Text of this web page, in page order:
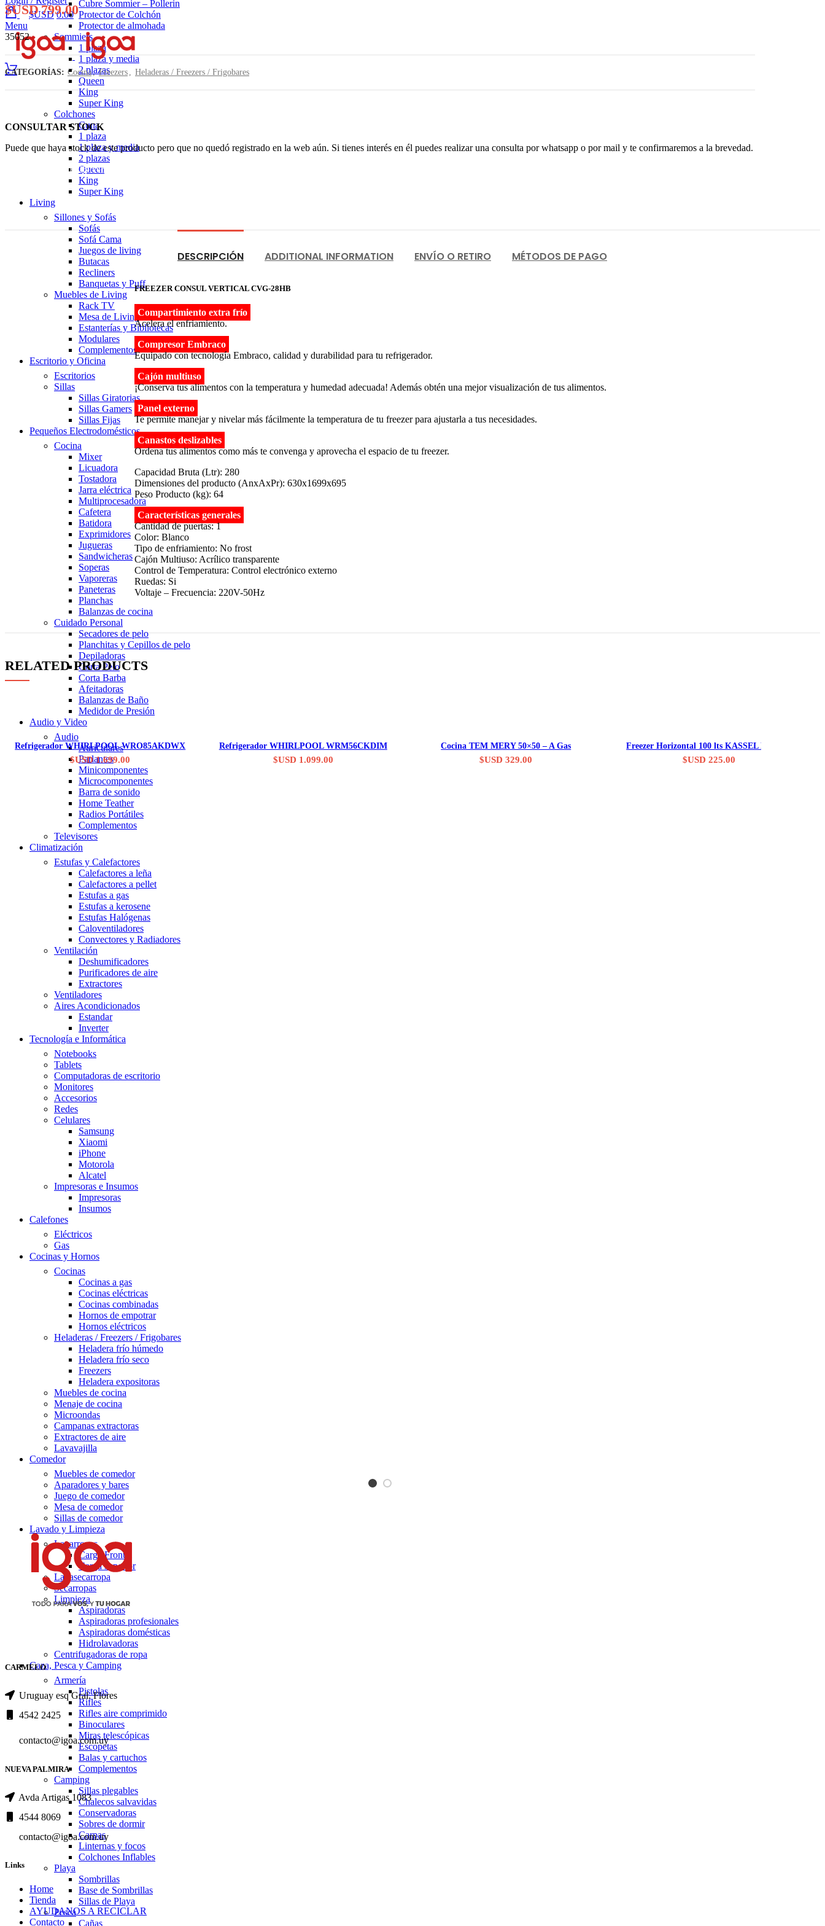
Cubre Sommier – Pollerin
Protector de Colchón
Protector de almohada
Sommiers
1 plaza
1 plaza y media
2 plazas
Queen
King
Super King
Colchones
Cuna
1 plaza
1 plaza y media
2 plazas
Queen
King
Super King
Living
Sillones y Sofás
Sofás
Sofá Cama
Juegos de living
Butacas
Recliners
Banquetas y Puff
Muebles de Living
Rack TV
Mesa de Living
Estanterías y Bibliotecas
Modulares
Complementos
Escritorio y Oficina
Escritorios
Sillas
Sillas Giratorias
Sillas Gamers
Sillas Fijas
Pequeños Electrodomésticos
Cocina
Mixer
Licuadora
Tostadora
Jarra eléctrica
Multiprocesadora
Cafetera
Batidora
Exprimidores
Jugueras
Sandwicheras
Soperas
Vaporeras
Paneteras
Planchas
Balanzas de cocina
Cuidado Personal
Secadores de pelo
Planchitas y Cepillos de pelo
Depiladoras
Corta Pelo
Corta Barba
Afeitadoras
Balanzas de Baño
Medidor de Presión
Audio y Video
Audio
Auriculares
Parlantes
Minicomponentes
Microcomponentes
Barra de sonido
Home Teather
Radios Portátiles
Complementos
Televisores
Climatización
Estufas y Calefactores
Calefactores a leña
Calefactores a pellet
Estufas a gas
Estufas a kerosene
Estufas Halógenas
Caloventiladores
Convectores y Radiadores
Ventilación
Deshumificadores
Purificadores de aire
Extractores
Ventiladores
Aires Acondicionados
Estandar
Inverter
Tecnología e Informática
Notebooks
Tablets
Computadoras de escritorio
Monitores
Accesorios
Redes
Celulares
Samsung
Xiaomi
iPhone
Motorola
Alcatel
Impresoras e Insumos
Impresoras
Insumos
Calefones
Eléctricos
Gas
Cocinas y Hornos
Cocinas
Cocinas a gas
Cocinas eléctricas
Cocinas combinadas
Hornos de empotrar
Hornos eléctricos
Heladeras / Freezers / Frigobares
Heladera frío húmedo
Heladera frío seco
Freezers
Heladera expositoras
Muebles de cocina
Menaje de cocina
Microondas
Campanas extractoras
Extractores de aire
Lavavajilla
Comedor
Muebles de comedor
Aparadores y bares
Juego de comedor
Mesa de comedor
Sillas de comedor
Lavado y Limpieza
Lavarropas
Carga Frontal
Carga superior
Lavasecarropa
Secarropas
Limpieza
Aspiradoras
Aspiradoras profesionales
Aspiradoras domésticas
Hidrolavadoras
Centrifugadoras de ropa
Caza, Pesca y Camping
Armería
Pistolas
Rifles
Rifles aire comprimido
Binoculares
Miras telescópicas
Escopetas
Balas y cartuchos
Complementos
Camping
Sillas plegables
Chalecos salvavidas
Conservadoras
Sobres de dormir
Carpas
Linternas y focos
Colchones Inflables
Playa
Sombrillas
Base de Sombrillas
Sillas de Playa
Pesca
Cañas
$USD 0.00
Menu
$USD799.00
35052
CATEGORÍAS: Cocina, Freezers Heladeras / Freezers / Frigobares
CONSULTAR STOCK
Puede que haya stock de este producto pero que no quedó registrado en la web aún. Si tienes interés en él puedes realizar una consulta por whatsapp o por mail y te confirmaremos a la brevedad.
Consultar Stock POR WHATSAPP
DESCRIPCIÓN ADDITIONAL INFORMATION ENVÍO O RETIRO MÉTODOS DE PAGO
FREEZER CONSUL VERTICAL CVG-28HB
Compartimiento extra frío
Acelera el enfriamiento.
Compresor Embraco
Equipado con tecnología Embraco, calidad y durabilidad para tu refrigerador.
Cajón multiuso
¡Conserva tus alimentos con la temperatura y humedad adecuada! Además obtén una mejor visualización de tus alimentos.
Panel externo
Te permite manejar y nivelar más fácilmente la temperatura de tu freezer para ajustarla a tus necesidades.
Canastos deslizables
Ordena tus alimentos como más te convenga y aprovecha el espacio de tu freezer.
Capacidad Bruta (Ltr): 280
Dimensiones del producto (AnxAxPr): 630x1699x695
Peso Producto (kg): 64
Características generales
Cantidad de puertas: 1
Color: Blanco
Tipo de enfriamiento: No frost
Cajón Multiuso: Acrílico transparente
Control de Temperatura: Control electrónico externo
Ruedas: Si
Voltaje – Frecuencia: 220V-50Hz
RELATED PRODUCTS
Consultar stock
Refrigerador WHIRLPOOL WRO85AKDWX
$USD 1.699.00
Consultar stock
Refrigerador WHIRLPOOL WRM56CKDIM
$USD 1.099.00
Consultar stock
Cocina TEM MERY 50×50 – A Gas
$USD 329.00
Consultar stock
Freezer Horizontal 100 lts KASSEL FZ131H
$USD 225.00
CARMELO
Uruguay esq Gral. Flores
4542 2425
contacto@igoa.com.uy
NUEVA PALMIRA
Avda Artigas 1083
4544 8069
contacto@igoa.com.uy
Links
Home
Tienda
AYUDANOS A RECICLAR
Contacto